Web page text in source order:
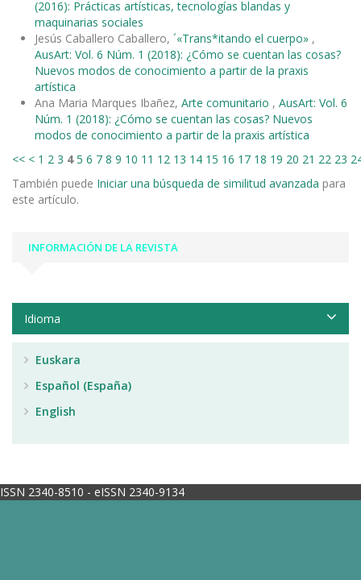
(2016): Prácticas artísticas, tecnologías blandas y
maquinarias sociales
Jesús Caballero Caballero, ´«Trans*itando el cuerpo» ,
AusArt: Vol. 6 Núm. 1 (2018): ¿Cómo se cuentan las cosas?
Nuevos modos de conocimiento a partir de la praxis
artística
Ana Maria Marques Ibañez, Arte comunitario , AusArt: Vol. 6
Núm. 1 (2018): ¿Cómo se cuentan las cosas? Nuevos
modos de conocimiento a partir de la praxis artística
<< < 1 2 3 4 5 6 7 8 9 10 11 12 13 14 15 16 17 18 19 20 21 22 23
También puede Iniciar una búsqueda de similitud avanzada para
este artículo.
INFORMACIÓN DE LA REVISTA
Idioma
Euskara
Español (España)
English
ISSN 2340-8510 - eISSN 2340-9134